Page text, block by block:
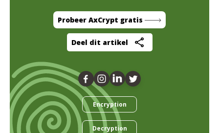
Probeer AxCrypt gratis
Deel dit artikel
Encryption
Decryption